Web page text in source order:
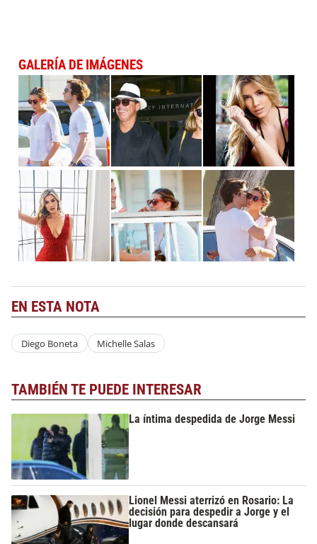
GALERÍA DE IMÁGENES
EN ESTA NOTA
Diego Boneta Michelle Salas
TAMBIÉN TE PUEDE INTERESAR
La íntima despedida de Jorge Messi
Lionel Messi aterrizó en Rosario: La
decisión para despedir a Jorge y el
lugar donde descansará